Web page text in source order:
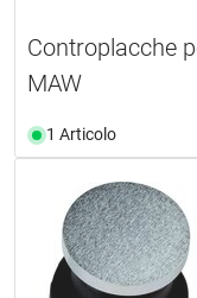
Controplacche
MAW
1 Articolo